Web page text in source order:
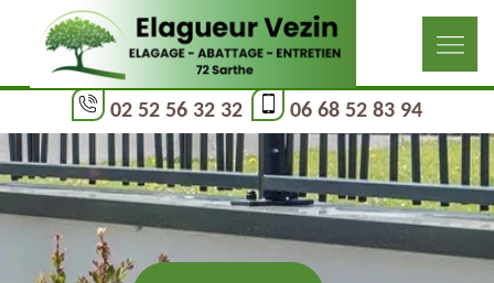
02 52 56 32 32 06 68 52 83 94